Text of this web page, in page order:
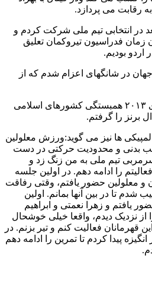
به رقابت می پردازد.
در انتخابی تیم ملی شرکت کردم و
فدراسیون تیروکمان تعلیق
اردو بودیم.
در شانگهای اعزام شدم که از
او ادامه می دهد : در بازی‌های ۲۰۱۳ همبستگی کشورهای اسلامی
برنز را گرفتم.
ها نیز می گوید:ورزش معلولین
بدنی و محدودیت حرکتی در دست
تیم ملی به من زنگ زد و
فعالیتم را ادامه دهم. در اولین جلسه
و معلولین حضور یافتم، وقتی رفاقت
شدم تا در بین آنها بمانم. اولین
یافتم و زهرا نعمتی و ابراهیم
از نزدیک دیدم، واقعا خیلی خوشحال
قهرمانان فعالیت کنم و تیر بزنم. در
انگیزه پیدا کردم تا تمرین را ادامه دهم